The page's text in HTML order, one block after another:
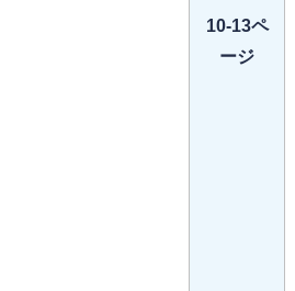
10-13ペ
ージ